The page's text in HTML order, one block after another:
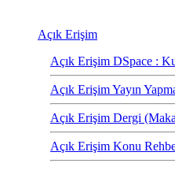
Açık Erişim
Açık Erişim DSpace :
Açık Erişim Yayın
Açık Erişim Dergi
Açık Erişim Konu